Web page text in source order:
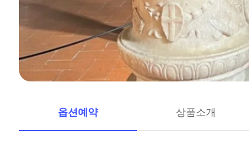
옵션예약 상품소개